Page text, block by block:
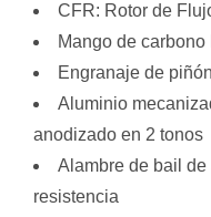
CFR: Rotor de
Mango de
Engranaje de
Aluminio
anodizado en 2 tonos
Alambre de bail
resistencia